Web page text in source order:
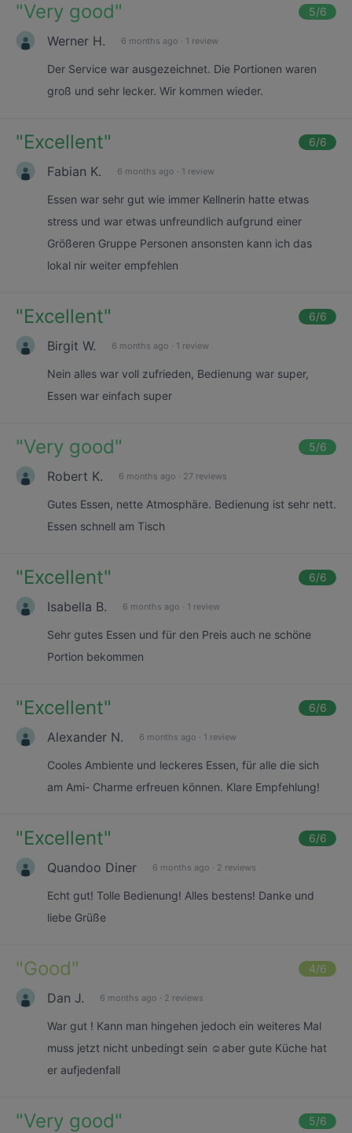
"Very good" 5/6
Werner H. 6 months ago · 1 review
Der Service war ausgezeichnet. Die Portionen waren
groß und sehr lecker. Wir kommen wieder.
"Excellent" 6/6
Fabian K. 6 months ago · 1 review
Essen war sehr gut wie immer Kellnerin hatte etwas
stress und war etwas unfreundlich aufgrund einer
Größeren Gruppe Personen ansonsten kann ich das
lokal nir weiter empfehlen
"Excellent" 6/6
Birgit W. 6 months ago · 1 review
Nein alles war voll zufrieden, Bedienung war super,
Essen war einfach super
"Very good" 5/6
Robert K. 6 months ago · 27 reviews
Gutes Essen, nette Atmosphäre. Bedienung ist sehr nett.
Essen schnell am Tisch
"Excellent" 6/6
Isabella B. 6 months ago · 1 review
Sehr gutes Essen und für den Preis auch ne schöne
Portion bekommen
"Excellent" 6/6
Alexander N. 6 months ago · 1 review
Cooles Ambiente und leckeres Essen, für alle die sich
am Ami- Charme erfreuen können. Klare Empfehlung!
"Excellent" 6/6
Quandoo Diner 6 months ago · 2 reviews
Echt gut! Tolle Bedienung! Alles bestens! Danke und
liebe Grüße
"Good" 4/6
Dan J. 6 months ago · 2 reviews
War gut ! Kann man hingehen jedoch ein weiteres Mal
muss jetzt nicht unbedingt sein ☺️aber gute Küche hat
er aufjedenfall
"Very good" 5/6